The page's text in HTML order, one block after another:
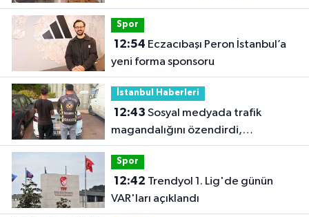
Spor
12:54
yeni forma sponsoru
İstanbul Haberleri
12:43
magandalığını özendirdi,
ehliyetinden oldu: 72 bin lira ceza
Spor
12:42
VAR'ları açıklandı